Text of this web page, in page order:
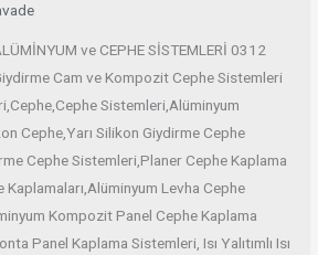
ve CEPHE SİSTEMLERİ 0312
Cam ve Kompozit Cephe Sistemleri
Sistemleri,Alüminyum
Cephe,Yarı Silikon Giydirme Cephe
Cephe Sistemleri,Planer Cephe Kaplama
Levha Cephe
Kompozit Panel Cephe Kaplama
Panel Kaplama Sistemleri, Isı Yalıtımlı Isı